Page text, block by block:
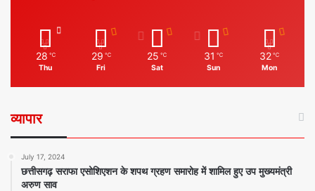
28 ℃
Thu
29 ℃
Fri
25 ℃
Sat
31 ℃
Sun
32 ℃
Mon
व्यापार
July 17, 2024
छत्तीसगढ़ सराफा एसोशिएशन के शपथ ग्रहण समारोह में शामिल हुए उप मुख्यमंत्री
अरुण साव